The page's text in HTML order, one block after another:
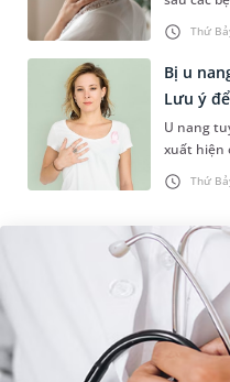
Thứ
liên quan
hiểu
Thứ
Bị u
Lưu ý
U nang
xuất hiện
được
thường